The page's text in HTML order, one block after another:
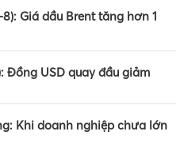
Giá dầu Brent tăng hơn 1
Đồng USD quay đầu giảm
Khi doanh nghiệp chưa lớn